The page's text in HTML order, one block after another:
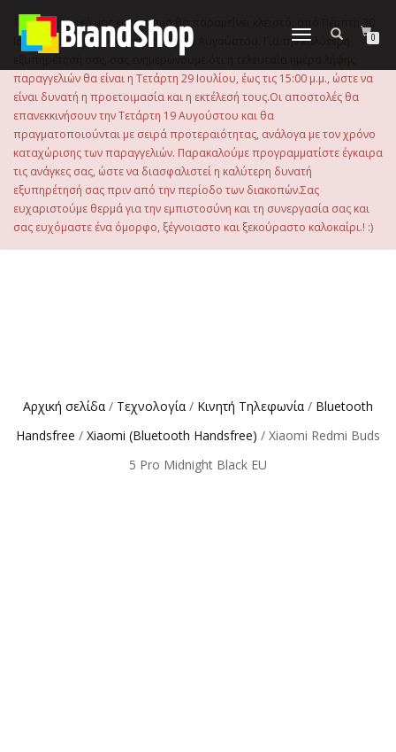
περιεχόμενο
Εναλλαγή
0
Το ηλεκτρονικό μας κατάστημα θα παραμείνει κλειστό, από Πέμπτη 30
Ιουλίου 2026 μέχρι και την Τρίτη 18 Αυγούστου. Για την καλύτερη
εξυπηρέτησή σας, σας ενημερώνουμε ότι η τελευταία ημέρα λήψης
παραγγελιών θα είναι η Τετάρτη 29 Ιουλίου, έως τις 15:00 μ.μ., ώστε να
είναι δυνατή η προετοιμασία και η εκτέλεσή τους.Οι αποστολές θα
επανεκκινήσουν την Τετάρτη 19 Αυγούστου και θα
πραγματοποιούνται με σειρά προτεραιότητας, ανάλογα με τον χρόνο
καταχώρισης των παραγγελιών. Παρακαλούμε προγραμματίστε έγκαιρα
τις ανάγκες σας, ώστε να διασφαλιστεί η καλύτερη δυνατή
εξυπηρέτησή σας πριν από την περίοδο των διακοπών.Σας
ευχαριστούμε θερμά για την εμπιστοσύνη και τη συνεργασία σας και
σας ευχόμαστε ένα όμορφο, ξέγνοιαστο και ξεκούραστο καλοκαίρι.! :)
Αρχική σελίδα / Τεχνολογία / Κινητή Τηλεφωνία / Bluetooth
Handsfree / Xiaomi (Bluetooth Handsfree) / Xiaomi Redmi Buds
5 Pro Midnight Black EU